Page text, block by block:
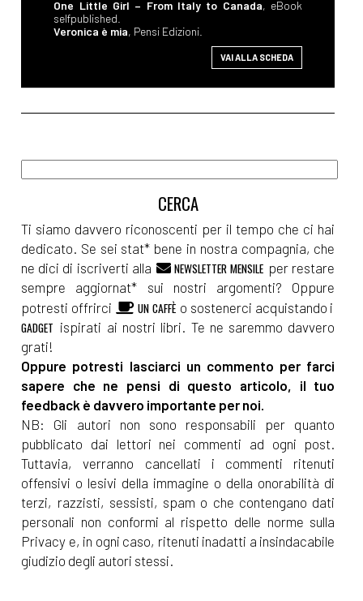
One Little Girl – From Italy to Canada, eBook
selfpublished.
Veronica è mia, Pensi Edizioni.
VAI ALLA SCHEDA
Ti siamo davvero riconoscenti per il tempo che ci hai
dedicato. Se sei stat* bene in nostra compagnia, che
ne dici di iscriverti alla
NEWSLETTER MENSILE per restare
sempre aggiornat* sui nostri argomenti? Oppure
potresti offrirci
UN CAFFÈ o sostenerci acquistando i
GADGET ispirati ai nostri libri. Te ne saremmo davvero
grati!
Oppure potresti lasciarci un commento per farci
sapere che ne pensi di questo articolo, il tuo
feedback è davvero importante per noi.
NB: Gli autori non sono responsabili per quanto
pubblicato dai lettori nei commenti ad ogni post.
Tuttavia, verranno cancellati i commenti ritenuti
offensivi o lesivi della immagine o della onorabilità di
terzi, razzisti, sessisti, spam o che contengano dati
personali non conformi al rispetto delle norme sulla
Privacy e, in ogni caso, ritenuti inadatti a insindacabile
giudizio degli autori stessi.